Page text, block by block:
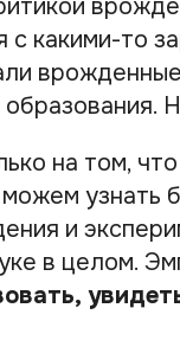
какими-то
на том,
узнать
и
в целом.